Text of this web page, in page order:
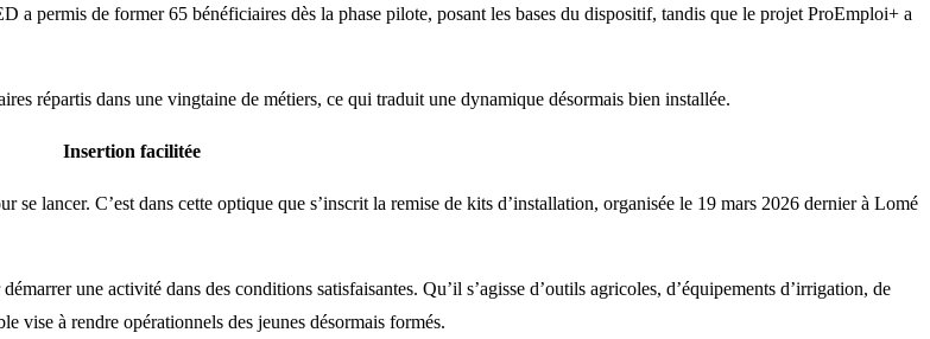
a permis de former 65 bénéficiaires dès la phase pilote, posant les bases du dispositif, tandis que le projet ProEmploi+ a
répartis dans une vingtaine de métiers, ce qui traduit une dynamique désormais bien installée.
Insertion facilitée
lancer. C’est dans cette optique que s’inscrit la remise de kits d’installation, organisée le 19 mars 2026 dernier à Lomé
une activité dans des conditions satisfaisantes. Qu’il s’agisse d’outils agricoles, d’équipements d’irrigation, de
vise à rendre opérationnels des jeunes désormais formés.